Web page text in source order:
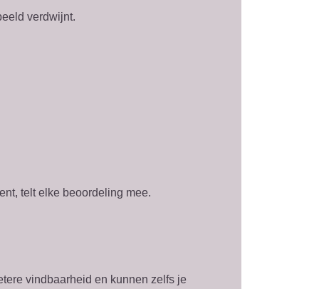
verdwijnt.
telt elke beoordeling mee.
vindbaarheid en kunnen zelfs je